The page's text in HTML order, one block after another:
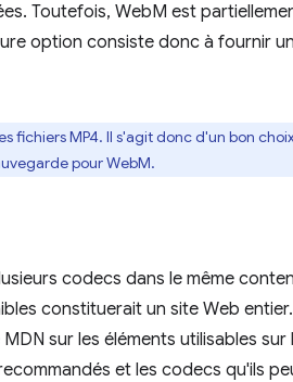
Toutefois, WebM est
option consiste donc à fournir
fichiers MP4. Il s'agit donc d'un bon
pour WebM.
codecs dans le même
constituerait un site Web
sur les éléments utilisables sur
et les codecs qu'ils